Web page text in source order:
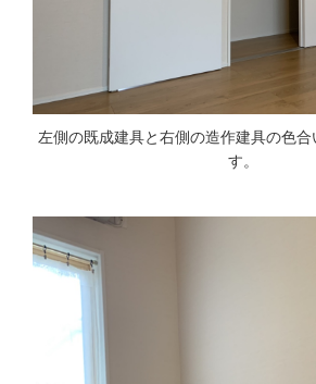
左側の既成建具と右側の造作建具の色合
す。